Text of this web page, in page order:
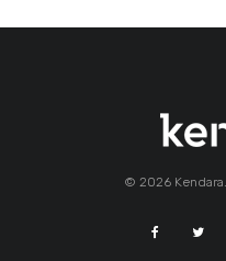
© 2026